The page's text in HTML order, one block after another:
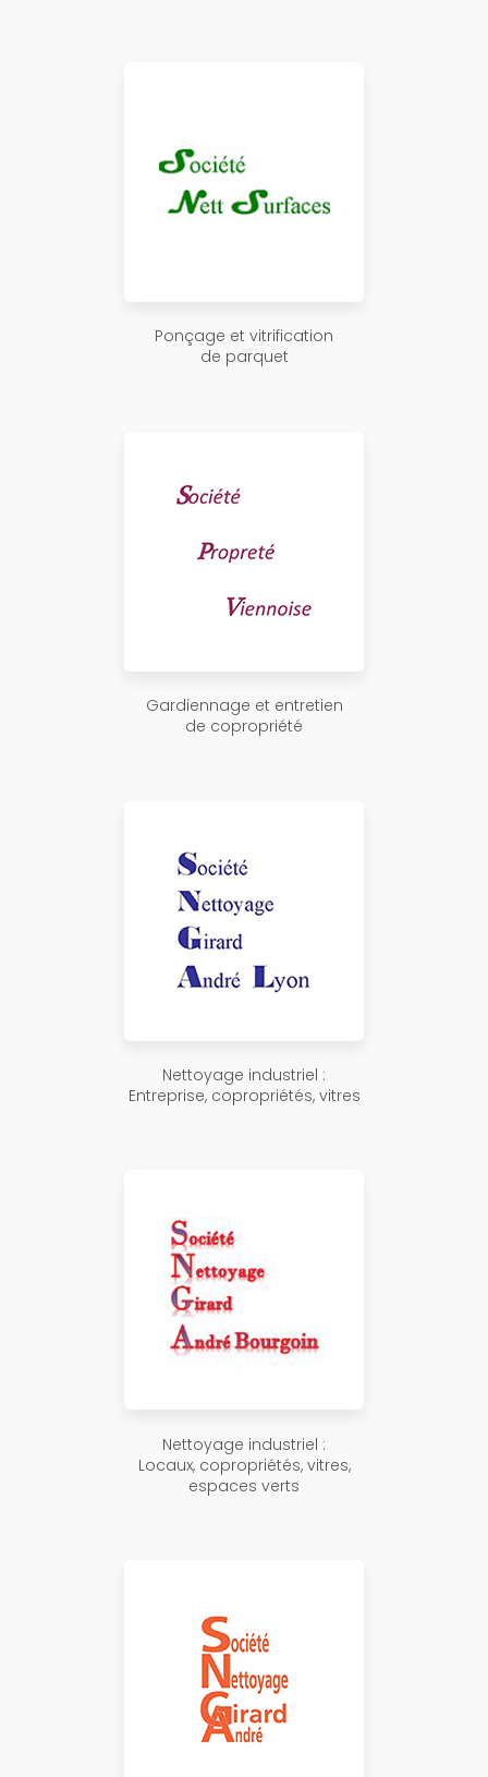
Ponçage et vitrification
de parquet
Gardiennage et entretien
de copropriété
Nettoyage industriel :
Entreprise, copropriétés, vitres
Nettoyage industriel :
Locaux, copropriétés, vitres,
espaces verts